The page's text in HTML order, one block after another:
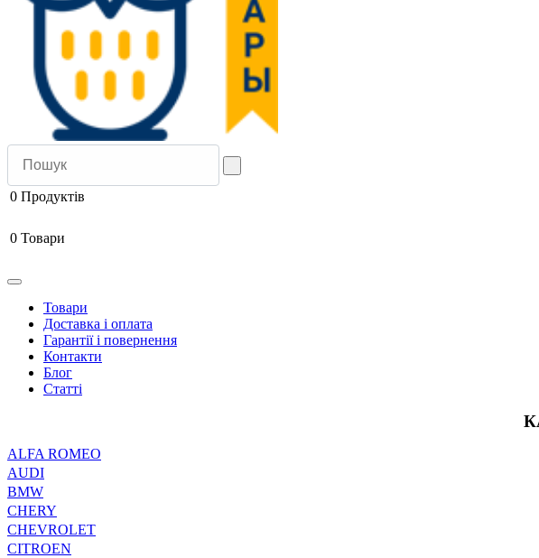
0 Продуктів
0 Товари
Товари
Доставка і оплата
Гарантії і повернення
Контакти
Блог
Статті
ALFA ROMEO
AUDI
BMW
CHERY
CHEVROLET
CITROEN